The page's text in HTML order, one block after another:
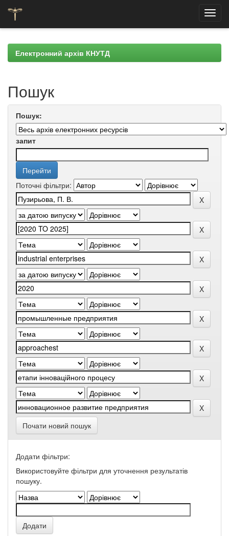
navigationЕлектронний архів КНУТД
Пошук
Пошук:
запит
Поточні фільтри:
Почати новий пошук
Додати фільтри:
Використовуйте фільтри для уточнення результатів
пошуку.